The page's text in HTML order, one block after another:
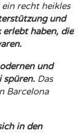
und
haben, die
und
spüren. Das
Barcelona
in den